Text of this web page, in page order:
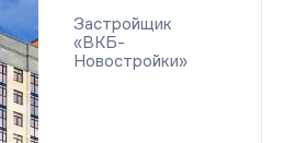
Застройщик
«ВКБ-
Новостройки»